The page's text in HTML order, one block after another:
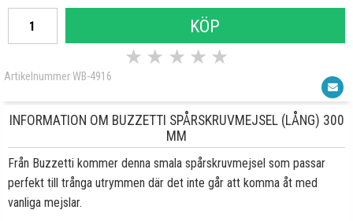
KÖP
★ ★ ★ ★ ★
Artikelnummer WB-4916
INFORMATION OM BUZZETTI SPÅRSKRUVMEJSEL (LÅNG) 300
MM
Från Buzzetti kommer denna smala spårskruvmejsel som passar
perfekt till trånga utrymmen där det inte går att komma åt med
vanliga mejslar.